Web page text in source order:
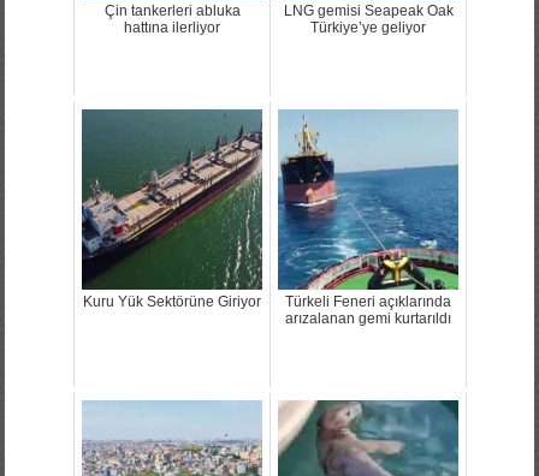
Çin tankerleri abluka
hattına ilerliyor
LNG gemisi Seapeak Oak
Türkiye’ye geliyor
Kuru Yük Sektörüne Giriyor
Türkeli Feneri açıklarında
arızalanan gemi kurtarıldı